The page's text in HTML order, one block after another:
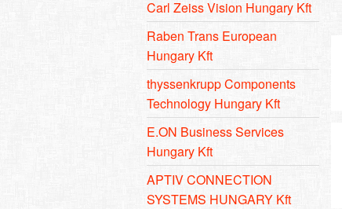
Carl Zeiss Vision Hungary Kft
Raben Trans European
Hungary Kft
thyssenkrupp Components
Technology Hungary Kft
E.ON Business Services
Hungary Kft
APTIV CONNECTION
SYSTEMS HUNGARY Kft